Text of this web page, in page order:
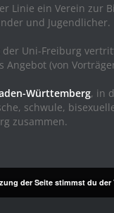
Linie ein Verein zur
und Jugendlicher.
der Uni-Freiburg
Angebot (von
Württemberg, in
schwule,
zusammen.
der Seite stimmst du